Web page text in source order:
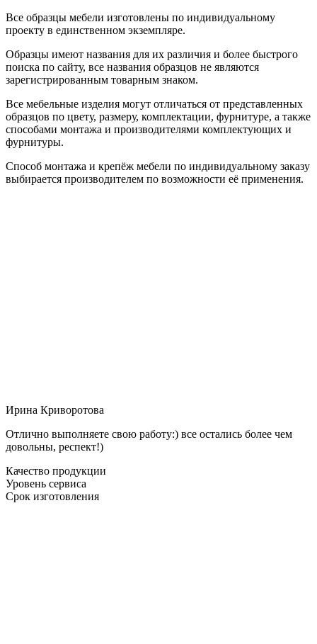
Все образцы мебели изготовлены по индивидуальному
проекту в единственном экземпляре.
Образцы имеют названия для их различия и более быстрого
поиска по сайту, все названия образцов не являются
зарегистрированным товарным знаком.
Все мебельные изделия могут отличаться от представленных
образцов по цвету, размеру, комплектации, фурнитуре, а также
способами монтажа и производителями комплектующих и
фурнитуры.
Способ монтажа и крепёж мебели по индивидуальному заказу
выбирается производителем по возможности её применения.
Ирина Криворотова
Отлично выполняете свою работу:) все остались более чем
довольны, респект!)
Качество продукции
Уровень сервиса
Срок изготовления